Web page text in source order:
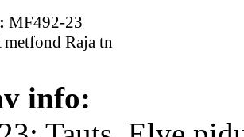
MF492-23
Raja tn
info: